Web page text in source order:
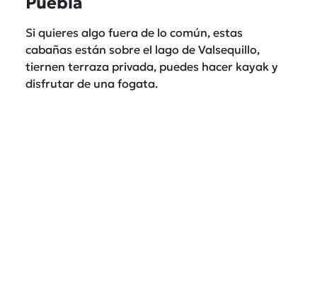
Si quieres algo fuera de lo común, estas
cabañas están sobre el lago de Valsequillo,
tiernen terraza privada, puedes hacer kayak y
disfrutar de una fogata.